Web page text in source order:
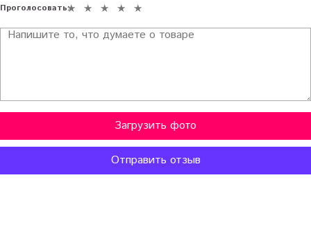
Проголосовать:
Загрузить фото
Отправить отзыв